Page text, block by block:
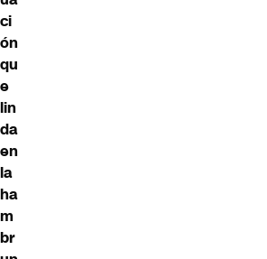
ci
ón
qu
e
lin
da
en
la
ha
m
br